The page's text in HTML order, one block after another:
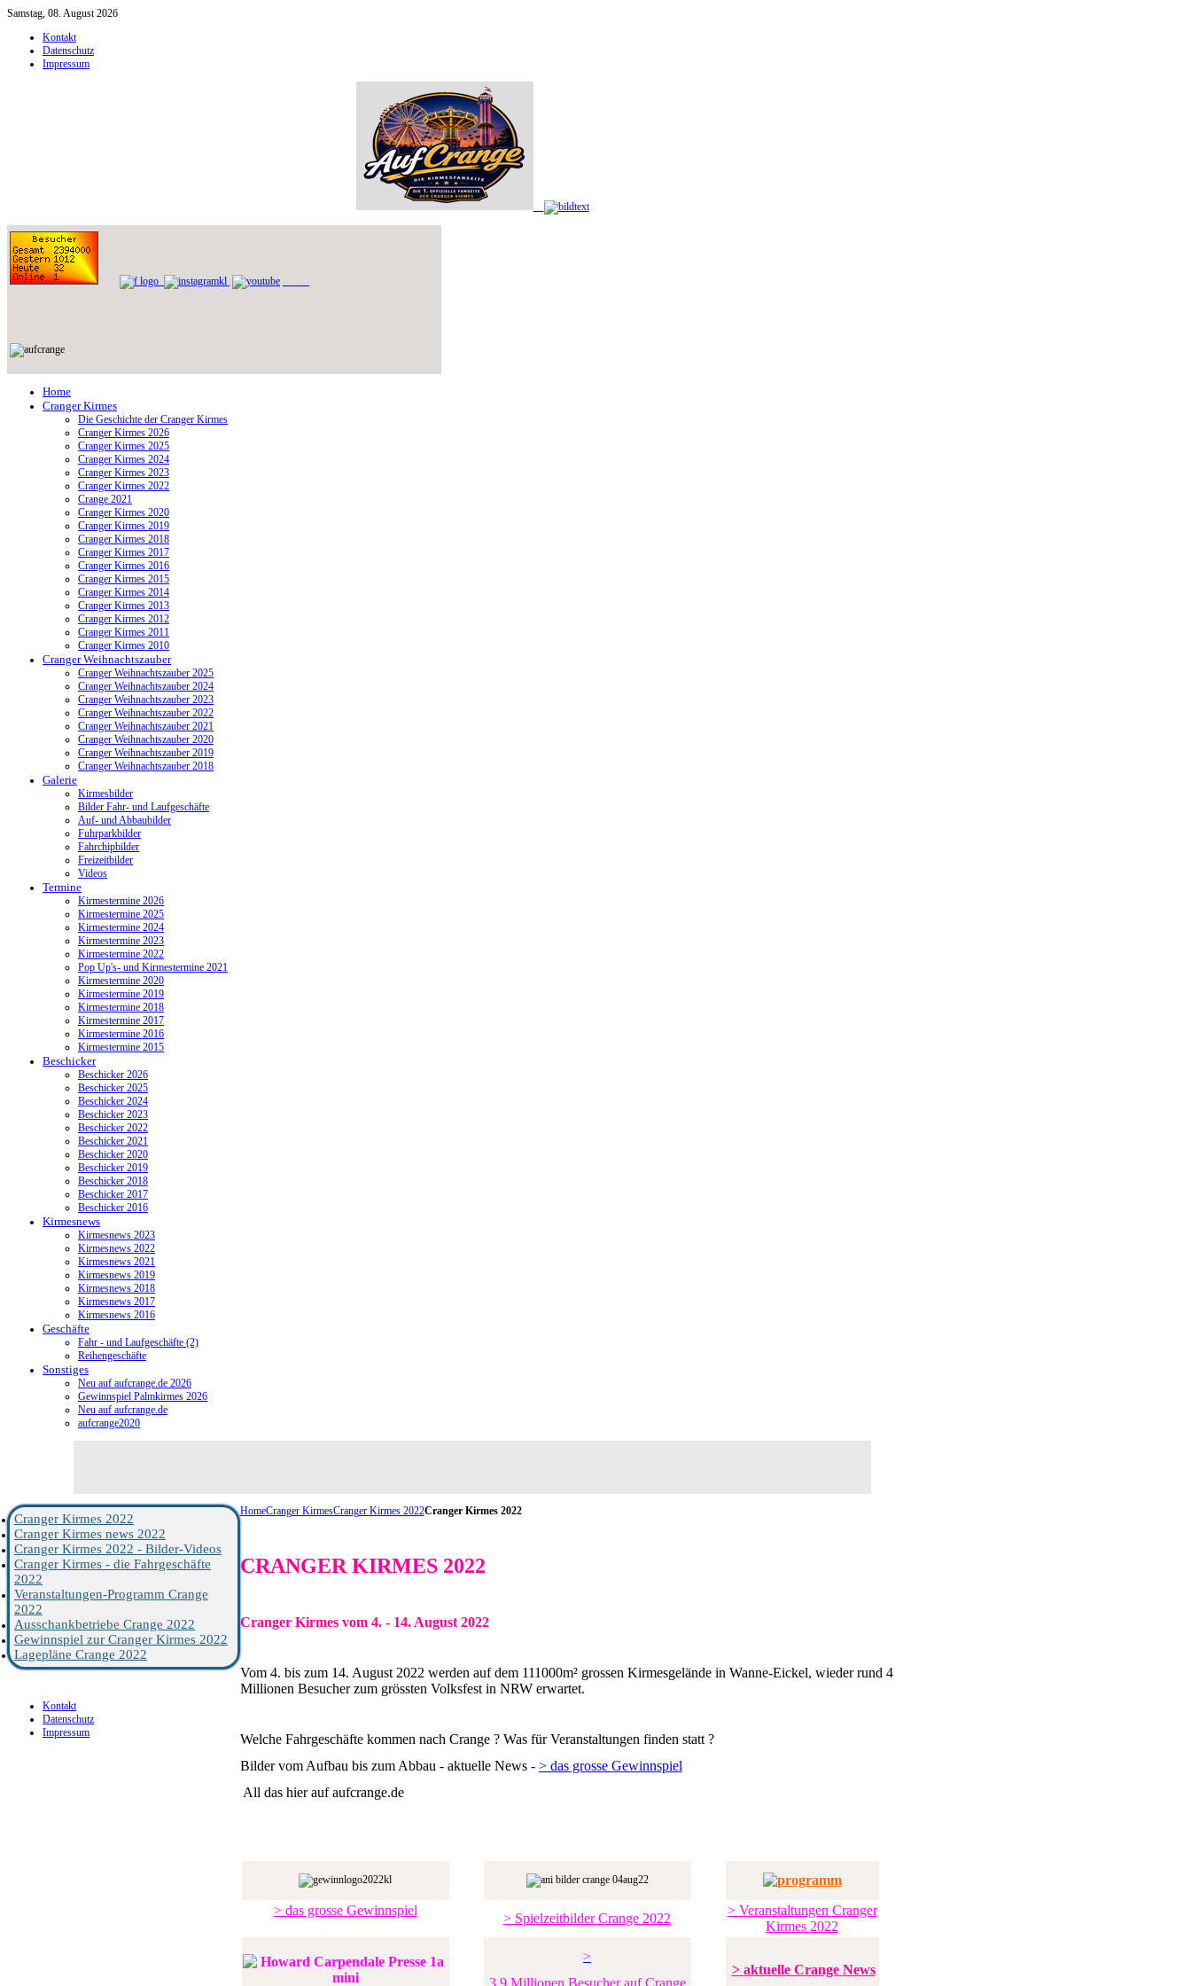
Samstag, 08. August 2026
Kontakt
Datenschutz
Impressum
Home
Cranger Kirmes
Die Geschichte der Cranger Kirmes
Cranger Kirmes 2026
Cranger Kirmes 2025
Cranger Kirmes 2024
Cranger Kirmes 2023
Cranger Kirmes 2022
Crange 2021
Cranger Kirmes 2020
Cranger Kirmes 2019
Cranger Kirmes 2018
Cranger Kirmes 2017
Cranger Kirmes 2016
Cranger Kirmes 2015
Cranger Kirmes 2014
Cranger Kirmes 2013
Cranger Kirmes 2012
Cranger Kirmes 2011
Cranger Kirmes 2010
Cranger Weihnachtszauber
Cranger Weihnachtszauber 2025
Cranger Weihnachtszauber 2024
Cranger Weihnachtszauber 2023
Cranger Weihnachtszauber 2022
Cranger Weihnachtszauber 2021
Cranger Weihnachtszauber 2020
Cranger Weihnachtszauber 2019
Cranger Weihnachtszauber 2018
Galerie
Kirmesbilder
Bilder Fahr- und Laufgeschäfte
Auf- und Abbaubilder
Fuhrparkbilder
Fahrchipbilder
Freizeitbilder
Videos
Termine
Kirmestermine 2026
Kirmestermine 2025
Kirmestermine 2024
Kirmestermine 2023
Kirmestermine 2022
Pop Up's- und Kirmestermine 2021
Kirmestermine 2020
Kirmestermine 2019
Kirmestermine 2018
Kirmestermine 2017
Kirmestermine 2016
Kirmestermine 2015
Beschicker
Beschicker 2026
Beschicker 2025
Beschicker 2024
Beschicker 2023
Beschicker 2022
Beschicker 2021
Beschicker 2020
Beschicker 2019
Beschicker 2018
Beschicker 2017
Beschicker 2016
Kirmesnews
Kirmesnews 2023
Kirmesnews 2022
Kirmesnews 2021
Kirmesnews 2019
Kirmesnews 2018
Kirmesnews 2017
Kirmesnews 2016
Geschäfte
Fahr - und Laufgeschäfte (2)
Reihengeschäfte
Sonstiges
Neu auf aufcrange.de 2026
Gewinnspiel Palmkirmes 2026
Neu auf aufcrange.de
aufcrange2020
HomeCranger KirmesCranger Kirmes 2022Cranger Kirmes 2022
CRANGER KIRMES 2022
Cranger Kirmes vom 4. - 14. August 2022
Vom 4. bis zum 14. August 2022 werden auf dem 111000m² grossen Kirmesgelände in Wanne-Eickel, wieder rund 4
Millionen Besucher zum grössten Volksfest in NRW erwartet.
Welche Fahrgeschäfte kommen nach Crange ? Was für Veranstaltungen finden statt ?
Bilder vom Aufbau bis zum Abbau - aktuelle News - > das grosse Gewinnspiel
All das hier auf aufcrange.de
> das grosse Gewinnspiel
> Spielzeitbilder Crange 2022
> Veranstaltungen Cranger
Kirmes 2022
>
> aktuelle Crange News
Cranger Kirmes 2022
Cranger Kirmes news 2022
Cranger Kirmes 2022 - Bilder-Videos
Cranger Kirmes - die Fahrgeschäfte
2022
Veranstaltungen-Programm Crange
2022
Ausschankbetriebe Crange 2022
Gewinnspiel zur Cranger Kirmes 2022
Lagepläne Crange 2022
Kontakt
Datenschutz
Impressum